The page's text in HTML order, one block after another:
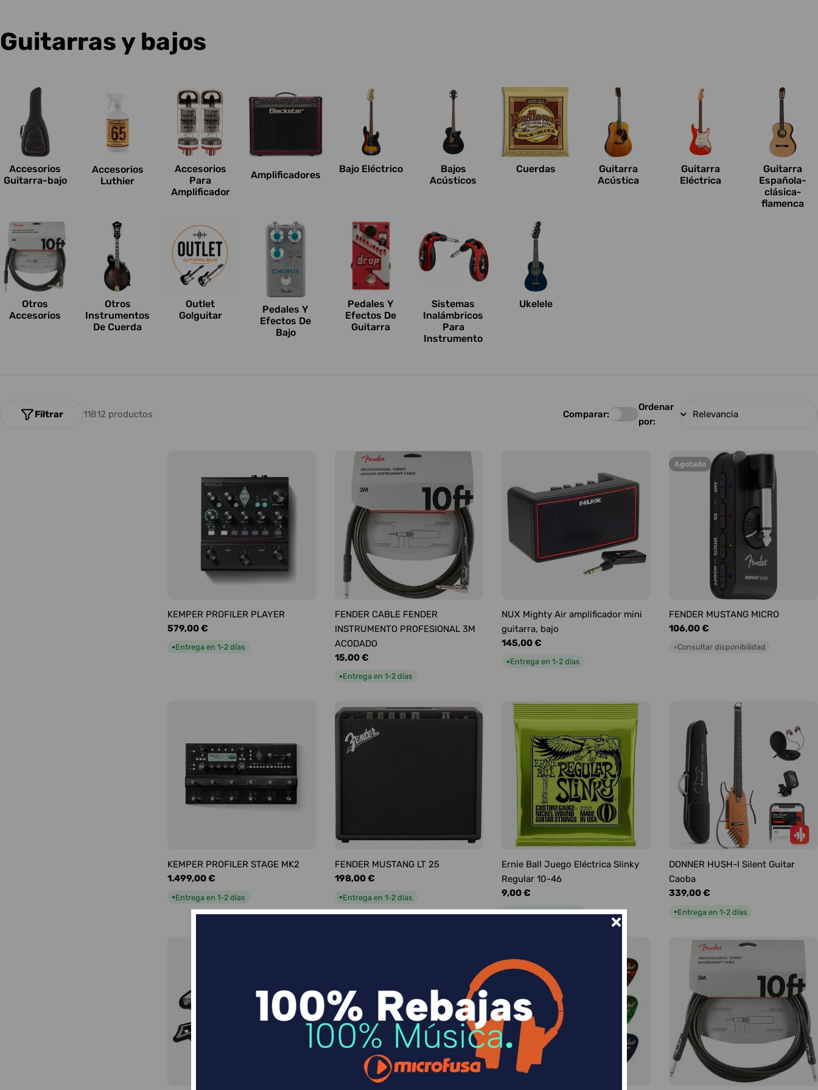
C
c
c
o
n
e
Guitarras y bajos
Accesorios
Guitarra-bajo
Accesorios
Luthier
Accesorios
Para
Amplificador
Amplificadores
Bajo Eléctrico
Bajos
Acústicos
Cuerdas
Guitarra
Acústica
Guitarra
Eléctrica
Guitarra
Española-
clásica-
flamenca
Otros
Accesorios
Otros
Instrumentos
De Cuerda
Outlet
Go!guitar
Pedales Y
Efectos De
Bajo
Pedales Y
Efectos De
Guitarra
Sistemas
Inalámbricos
Para
Instrumento
Ukelele
11812 productos
Filtrar Comparar:
Ordenar
por:
KEMPER PROFILER PLAYER
Precio
habitual
579,00 €
●Entrega en 1-2 días
FENDER CABLE FENDER
INSTRUMENTO PROFESIONAL 3M
ACODADO
Precio
habitual
15,00 €
●Entrega en 1-2 días
NUX Mighty Air amplificador mini
guitarra, bajo
Precio
habitual
145,00 €
●Entrega en 1-2 días
Agotado
FENDER MUSTANG MICRO
Precio
habitual
106,00 €
○Consultar disponibilidad
KEMPER PROFILER STAGE MK2
Precio
1.499,00 €
●Entrega en 1-2 días
FENDER MUSTANG LT 25
Precio
198,00 €
●Entrega en 1-2 días
Ernie Ball Juego Eléctrica Slinky
Regular 10-46
Precio
9,00 €
●Entrega en 1-2 días
DONNER HUSH-I Silent Guitar
Caoba
Precio
339,00 €
●Entrega en 1-2 días